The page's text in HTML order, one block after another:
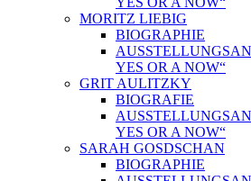
MORITZ LIEBIG
BIOGRAPHIE
YES OR A NOW“
GRIT AULITZKY
BIOGRAFIE
YES OR A NOW“
SARAH GOSDSCHAN
BIOGRAPHIE